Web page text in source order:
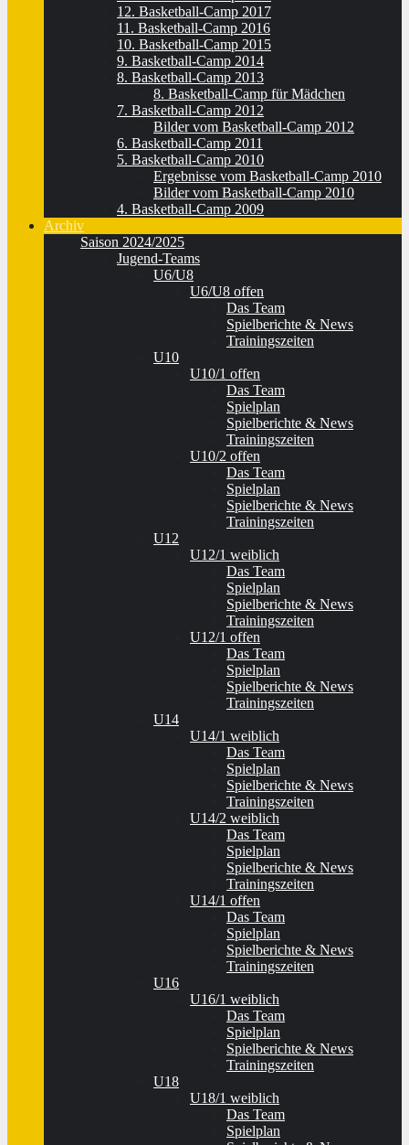
12. Basketball-Camp 2017
11. Basketball-Camp 2016
10. Basketball-Camp 2015
9. Basketball-Camp 2014
8. Basketball-Camp 2013
8. Basketball-Camp für Mädchen
7. Basketball-Camp 2012
Bilder vom Basketball-Camp 2012
6. Basketball-Camp 2011
5. Basketball-Camp 2010
Ergebnisse vom Basketball-Camp 2010
Bilder vom Basketball-Camp 2010
4. Basketball-Camp 2009
Archiv
Saison 2024/2025
Jugend-Teams
U6/U8
U6/U8 offen
Das Team
Spielberichte & News
Trainingszeiten
U10
U10/1 offen
Das Team
Spielplan
Spielberichte & News
Trainingszeiten
U10/2 offen
Das Team
Spielplan
Spielberichte & News
Trainingszeiten
U12
U12/1 weiblich
Das Team
Spielplan
Spielberichte & News
Trainingszeiten
U12/1 offen
Das Team
Spielplan
Spielberichte & News
Trainingszeiten
U14
U14/1 weiblich
Das Team
Spielplan
Spielberichte & News
Trainingszeiten
U14/2 weiblich
Das Team
Spielplan
Spielberichte & News
Trainingszeiten
U14/1 offen
Das Team
Spielplan
Spielberichte & News
Trainingszeiten
U16
U16/1 weiblich
Das Team
Spielplan
Spielberichte & News
Trainingszeiten
U18
U18/1 weiblich
Das Team
Spielplan